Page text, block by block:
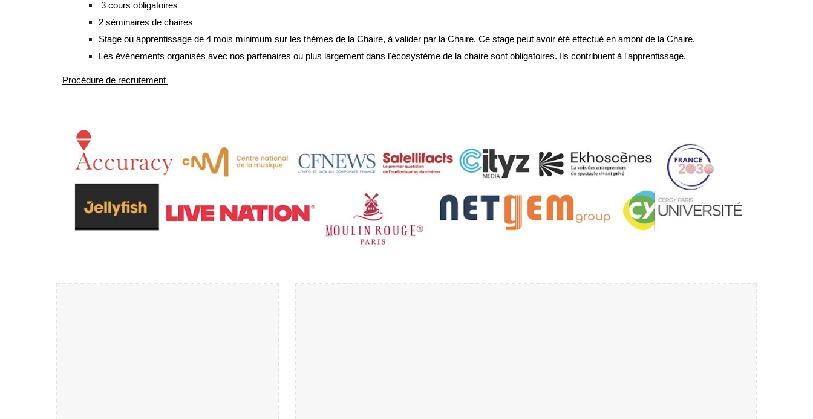
3 cours obligatoires
2 séminaires de chaires
Stage ou apprentissage de 4 mois minimum sur les thèmes de la Chaire, à valider par la Chaire. Ce stage peut avoir été effectué en amont de la Chaire.
Les événements organisés avec nos partenaires ou plus largement dans l'écosystème de la chaire sont obligatoires. Ils contribuent à l'apprentissage.
Procédure de recrutement